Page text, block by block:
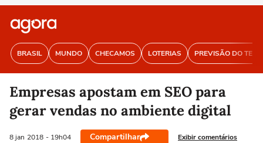
BRASIL MUNDO CHECAMOS LOTERIAS PREVISÃO DO
Empresas apostam em SEO para
gerar vendas no ambiente digital
8 jan 2018 - 19h04 Compartilhar Exibir comentários